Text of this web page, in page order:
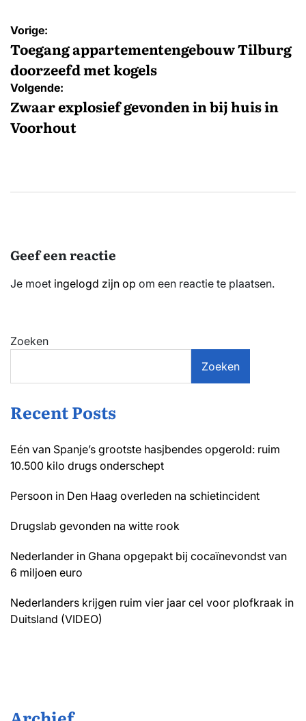
Bericht
navigatie
Vorige:
Toegang appartementengebouw Tilburg
doorzeefd met kogels
Volgende:
Zwaar explosief gevonden in bij huis in
Voorhout
Geef een reactie
Je moet ingelogd zijn op om een reactie te plaatsen.
Zoeken
Zoeken
Recent Posts
Eén van Spanje’s grootste hasjbendes opgerold: ruim
10.500 kilo drugs onderschept
Persoon in Den Haag overleden na schietincident
Drugslab gevonden na witte rook
Nederlander in Ghana opgepakt bij cocaïnevondst van
6 miljoen euro
Nederlanders krijgen ruim vier jaar cel voor plofkraak in
Duitsland (VIDEO)